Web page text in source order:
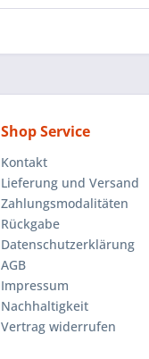
Shop Service
Kontakt
Lieferung und Versand
Zahlungsmodalitäten
Rückgabe
Datenschutzerklärung
AGB
Impressum
Nachhaltigkeit
Vertrag widerrufen